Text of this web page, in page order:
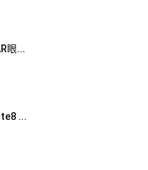
眼...
...